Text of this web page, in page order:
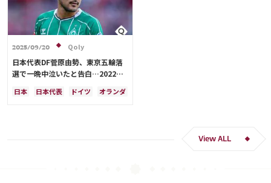
2025/09/20 Qoly
日本代表DF菅原由勢、東京五輪落
選で一晩中泣いたと告白…2022年
く「受け入れるのは難しかった」
日本 日本代表 ドイツ オランダ
View ALL